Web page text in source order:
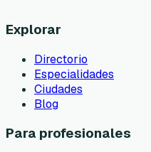
Explorar
Directorio
Especialidades
Ciudades
Blog
Para profesionales